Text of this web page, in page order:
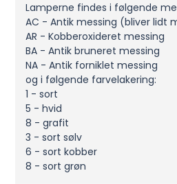
Lamperne findes i følgende
AC - Antik messing (bliver lidt
AR - Kobberoxideret messing
BA - Antik bruneret messing
NA - Antik forniklet messing
og i følgende farvelakering:
1 - sort
5 - hvid
8 - grafit
3 - sort sølv
6 - sort kobber
8 - sort grøn